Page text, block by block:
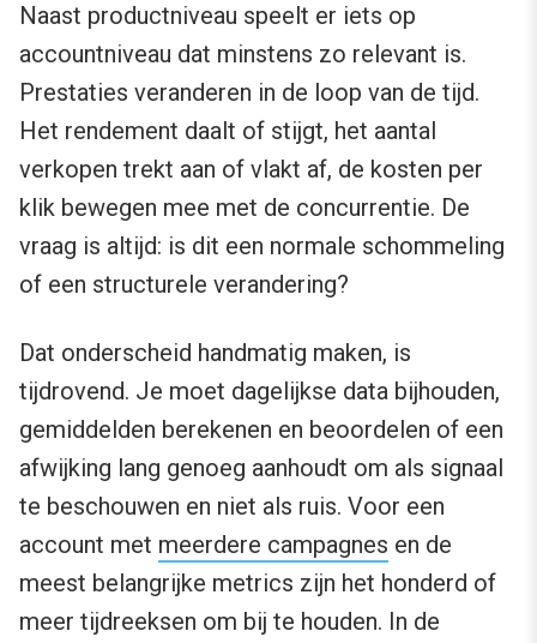
Naast productniveau speelt er iets op
accountniveau dat minstens zo relevant is.
Prestaties veranderen in de loop van de tijd.
Het rendement daalt of stijgt, het aantal
verkopen trekt aan of vlakt af, de kosten per
klik bewegen mee met de concurrentie. De
vraag is altijd: is dit een normale schommeling
of een structurele verandering?
Dat onderscheid handmatig maken, is
tijdrovend. Je moet dagelijkse data bijhouden,
gemiddelden berekenen en beoordelen of een
afwijking lang genoeg aanhoudt om als signaal
te beschouwen en niet als ruis. Voor een
account met meerdere campagnes en de
meest belangrijke metrics zijn het honderd of
meer tijdreeksen om bij te houden. In de